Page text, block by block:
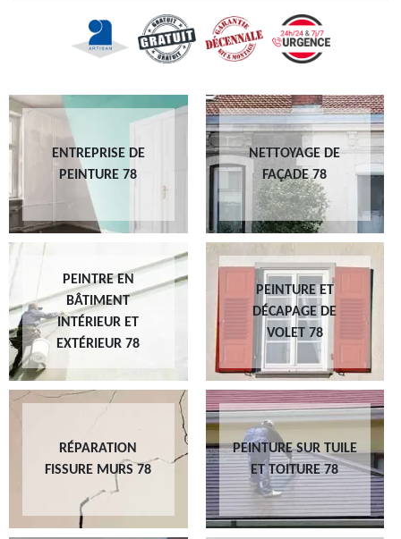
ENTREPRISE DE
PEINTURE 78
NETTOYAGE DE
FAÇADE 78
PEINTRE EN
BÂTIMENT
INTÉRIEUR ET
EXTÉRIEUR 78
PEINTURE ET
DÉCAPAGE DE
VOLET 78
RÉPARATION
FISSURE MURS 78
PEINTURE SUR TUILE
ET TOITURE 78